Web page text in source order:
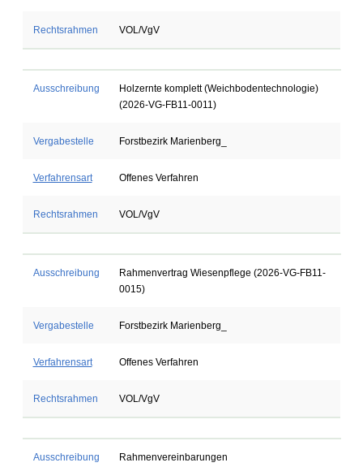
Rechtsrahmen VOL/VgV
Ausschreibung
Holzernte komplett (Weichbodentechnologie)
(2026-VG-FB11-0011)
Vergabestelle Forstbezirk Marienberg_
Verfahrensart Offenes Verfahren
Rechtsrahmen VOL/VgV
Ausschreibung
Rahmenvertrag Wiesenpflege (2026-VG-FB11-
0015)
Vergabestelle Forstbezirk Marienberg_
Verfahrensart Offenes Verfahren
Rechtsrahmen VOL/VgV
Ausschreibung
Rahmenvereinbarungen